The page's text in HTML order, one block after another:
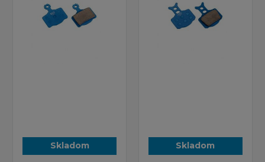
Skladom Skladom